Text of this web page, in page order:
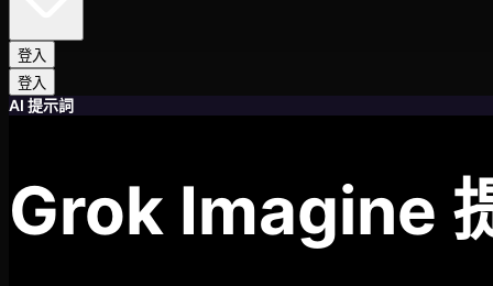
登入
登入
AI 提示詞
Grok Imagine